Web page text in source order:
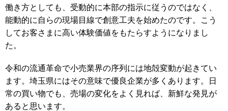
働き方としても、受動的に本部の指示に従うのではなく、
能動的に自らの現場目線で創意工夫を始めたのです。こう
してお客さまに高い体験価値をもたらすようになりまし
た。
令和の流通革命で小売業界の序列には地殻変動が起きてい
ます。埼玉県にはその意味で優良企業が多くあります。日
常の買い物でも、売場の変化をよく見れば、新鮮な発見が
あると思います。